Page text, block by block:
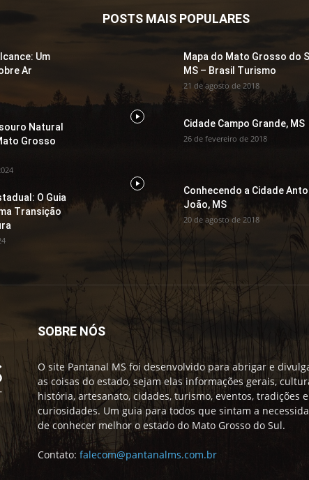
Um
Ar
Natural
Grosso
O Guia
Transição
POSTS MAIS POPULARES
Mapa do Mato Grosso do
MS – Brasil Turismo
21 de agosto de 2018
Cidade Campo Grande, MS
26 de fevereiro de 2018
Conhecendo a Cidade
João, MS
20 de agosto de 2018
SOBRE NÓS
O site Pantanal MS foi desenvolvido para abrigar e
as coisas do estado, sejam elas informações gerais,
história, artesanato, cidades, turismo, eventos, tradições e
curiosidades. Um guia para todos que sintam a
de conhecer melhor o estado do Mato Grosso do Sul.
Contato: falecom@pantanalms.com.br